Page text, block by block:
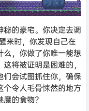
的豪宅。你决定去调
时，你发现自己在
么，你做了你唯一能想
将被证明是困难的，
们会试图抓住你，确保
个令人毛骨悚然的地方
的食物？